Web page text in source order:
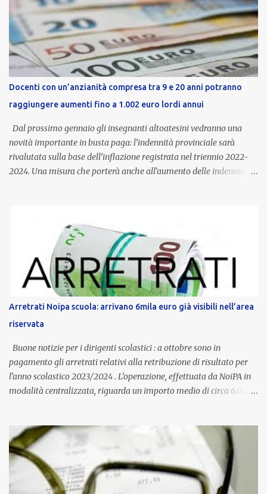
Docenti con un’anzianità compresa tra 9 e 20 anni potranno
raggiungere aumenti fino a 1.002 euro lordi annui
Dal prossimo gennaio gli insegnanti altoatesini vedranno una
novità importante in busta paga: l’indennità provinciale sarà
rivalutata sulla base dell’inflazione registrata nel triennio 2022-
2024. Una misura che porterà anche all’aumento delle indennità di
dedicato alle donne vittime di violenza di genere, in linea con la
normativa nazionale e con l’obiettivo di offrire maggiore tutela e
supporto in situazioni delicate. L’indennità provinciale per i docenti
è un unicum in Italia: si tratta di una misura esclusiva della
Provincia autonoma di Bolzano, che integra in maniera stabile lo
stipendio nazionale grazie alle prerogative garantite
dall’autonomia locale. Non è un bonus temporaneo né un
compenso accessorio, ma una voce strutturale di retribuzione,
aggiornata periodicamente in base al cost...
Arretrati Noipa scuola: arrivano 6mila euro già visibili nell’area
riservata
Buone notizie per i dirigenti scolastici : a ottobre sono in
pagamento gli arretrati relativi alla retribuzione di risultato per
l’anno scolastico 2023/2024 . L’operazione, effettuata da NoiPA in
modalità centralizzata, riguarda un importo medio di circa 6.000
ordinaria di ottobre . Cos’è la retribuzione di risultato La
retribuzione di risultato rappresenta la parte variabile dello
stipendio dei dirigenti scolastici. Viene corrisposta per valorizzare
la qualità dell’attività svolta, la gestione delle risorse e il
raggiungimento degli obiettivi fissati dal Ministero dell’Istruzione